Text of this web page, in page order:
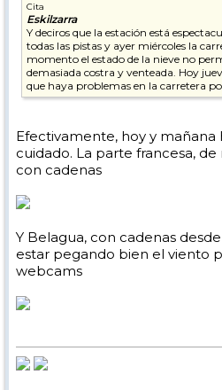
Cita
Eskilzarra
Y deciros que la estación está
todas las pistas y ayer miércoles la
momento el estado de la nieve no
demasiada costra y venteada. Hoy
que haya problemas en la carretera
Efectivamente, hoy y mañana
cuidado. La parte francesa,
con cadenas
Y Belagua, con cadenas
estar pegando bien el viento
webcams